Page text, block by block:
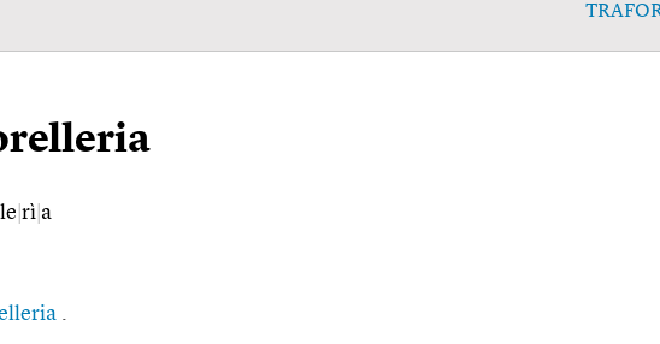
le rì a
.